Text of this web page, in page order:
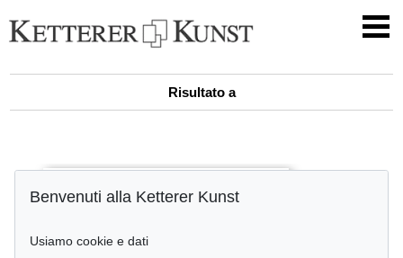
Risultato a
Benvenuti alla Ketterer Kunst
Usiamo cookie e dati